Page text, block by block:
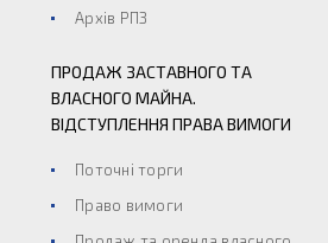
Архів РПЗ
ПРОДАЖ ЗАСТАВНОГО ТА
ВЛАСНОГО МАЙНА.
ВІДСТУПЛЕННЯ ПРАВА ВИМОГИ
Поточні торги
Право вимоги